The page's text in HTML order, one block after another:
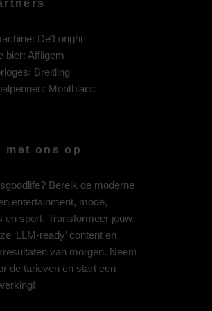
De’Longhi
bier: Affligem
Breitling
Montblanc
met ons op
Bereik de moderne
entertainment, mode,
en sport. Transformeer jouw
‘LLM-ready’ content en
van morgen. Neem
de tarieven en start een